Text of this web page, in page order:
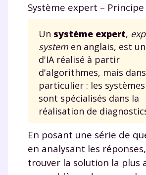
Système expert – Principe
Un système expert,
system en anglais, est
d'IA réalisé à partir
d'algorithmes, mais
particulier : les
sont spécialisés dans la
réalisation de
En posant une série de
en analysant les réponses,
trouver la solution la plus